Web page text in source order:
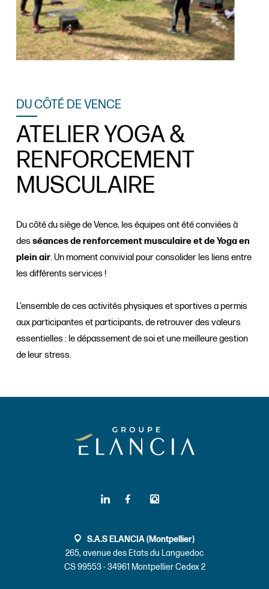
DU CÔTÉ DE VENCE
ATELIER YOGA &
RENFORCEMENT
MUSCULAIRE
Du côté du siège de Vence, les équipes ont été conviées à
desséances de renforcement musculaire et de Yoga en
plein air. Un moment convivial pour consolider les liens entre
les différents services !
L’ensemble de ces activités physiques et sportives a permis
aux participantes et participants, de retrouver des valeurs
essentielles : le dépassement de soi et une meilleure gestion
de leur stress.
S.A.S ELANCIA (Montpellier)
265, avenue des Etats du Languedoc
CS 99553 - 34961 Montpellier Cedex 2